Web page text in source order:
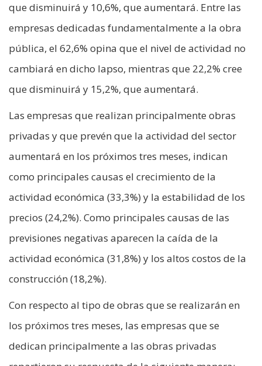
que disminuirá y 10,6%, que aumentará. Entre las
empresas dedicadas fundamentalmente a la obra
pública, el 62,6% opina que el nivel de actividad no
cambiará en dicho lapso, mientras que 22,2% cree
que disminuirá y 15,2%, que aumentará.
Las empresas que realizan principalmente obras
privadas y que prevén que la actividad del sector
aumentará en los próximos tres meses, indican
como principales causas el crecimiento de la
actividad económica (33,3%) y la estabilidad de los
precios (24,2%). Como principales causas de las
previsiones negativas aparecen la caída de la
actividad económica (31,8%) y los altos costos de la
construcción (18,2%).
Con respecto al tipo de obras que se realizarán en
los próximos tres meses, las empresas que se
dedican principalmente a las obras privadas